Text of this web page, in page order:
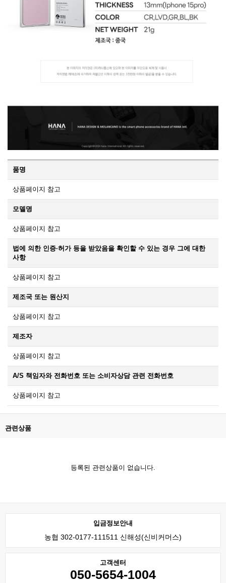
품명
상품페이지 참고
모델명
상품페이지 참고
법에 의한 인증·허가 등을 받았음을 확인할 수 있는 경우 그에 대한
사항
상품페이지 참고
제조국 또는 원산지
상품페이지 참고
제조자
상품페이지 참고
A/S 책임자와 전화번호 또는 소비자상담 관련 전화번호
상품페이지 참고
관련상품
등록된 관련상품이 없습니다.
입금정보안내
농협 302-0177-111511 신해성(신비커머스)
고객센터
050-5654-1004